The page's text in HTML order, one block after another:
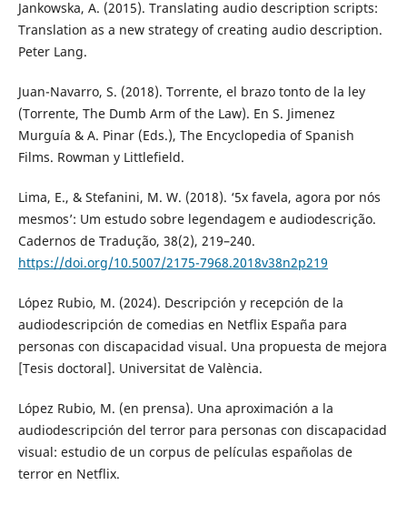
Jankowska, A. (2015). Translating audio description scripts:
Translation as a new strategy of creating audio description.
Peter Lang.
Juan-Navarro, S. (2018). Torrente, el brazo tonto de la ley
(Torrente, The Dumb Arm of the Law). En S. Jimenez
Murguía & A. Pinar (Eds.), The Encyclopedia of Spanish
Films. Rowman y Littlefield.
Lima, E., & Stefanini, M. W. (2018). ‘5x favela, agora por nós
mesmos’: Um estudo sobre legendagem e audiodescrição.
Cadernos de Tradução, 38(2), 219–240.
https://doi.org/10.5007/2175-7968.2018v38n2p219
López Rubio, M. (2024). Descripción y recepción de la
audiodescripción de comedias en Netflix España para
personas con discapacidad visual. Una propuesta de mejora
[Tesis doctoral]. Universitat de València.
López Rubio, M. (en prensa). Una aproximación a la
audiodescripción del terror para personas con discapacidad
visual: estudio de un corpus de películas españolas de
terror en Netflix.